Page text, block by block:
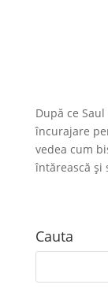
După ce
încurajare
vedea cum
întărească și
Cauta